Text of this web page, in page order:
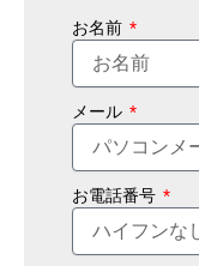
お名前
メール
お電話番号